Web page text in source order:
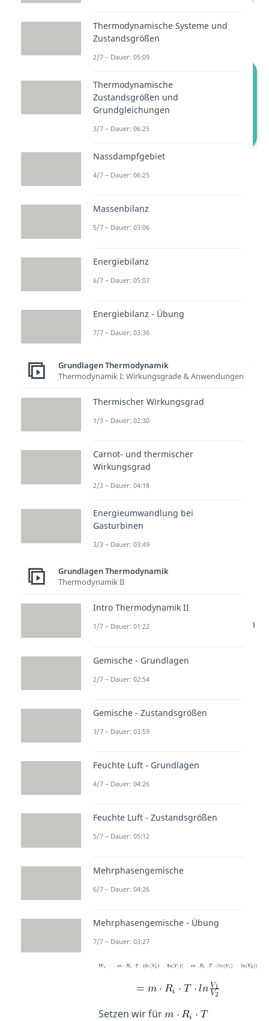
ändert.
Isotherme Zustandsänderung: T-s-
DieFläche unter der Kurve
entspricht der Summe aus der
Dissipationsarbeit. Bei der
isothermen Zustandsänderung
Volumenänderungsarbeit und
demnach auch der Fläche im p-V-
die Änderung der inneren Energie
gleich Null sind, kann bewiesen
werden:
Bei einem reversiblen Prozess
kann die Dissipationsarbeit
vernachlässigt werden und wir
zwischen der Wärme und der
verrichteten Arbeit.
Berechnung der
DieFlächeunter der Isotherme im
verrichteten Arbeit
sich bei Annahme eines idealen
Formelberechnen:
Lösen wir die thermische
Zustandsgleichung nach p auf
und setzen p in die Gleichung der
erhalten wir:
Da sowohl T, als auch m und
konstant sind ergibt sich:
Setzen wir für
Thermodynamische Systeme und
Zustandsgrößen
2/7 – Dauer: 05:09
Thermodynamische
Zustandsgrößen und
Grundgleichungen
3/7 – Dauer: 06:25
Nassdampfgebiet
4/7 – Dauer: 06:25
Massenbilanz
5/7 – Dauer: 03:06
Energiebilanz
6/7 – Dauer: 05:07
Energiebilanz - Übung
7/7 – Dauer: 03:36
Grundlagen Thermodynamik
Thermodynamik I: Wirkungsgrade & Anwendungen
Thermischer Wirkungsgrad
1/3 – Dauer: 02:30
Carnot- und thermischer
Wirkungsgrad
2/3 – Dauer: 04:18
Energieumwandlung bei
Gasturbinen
3/3 – Dauer: 03:49
Grundlagen Thermodynamik
Thermodynamik II
Intro Thermodynamik II
1/7 – Dauer: 01:22
Gemische - Grundlagen
2/7 – Dauer: 02:54
Gemische - Zustandsgrößen
3/7 – Dauer: 03:59
Feuchte Luft - Grundlagen
4/7 – Dauer: 04:26
Feuchte Luft - Zustandsgrößen
5/7 – Dauer: 05:12
Mehrphasengemische
6/7 – Dauer: 04:26
Mehrphasengemische - Übung
7/7 – Dauer: 03:27